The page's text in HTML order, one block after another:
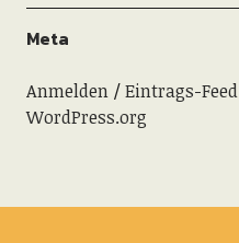
Meta
Anmelden Eintrags-Feed
WordPress.org